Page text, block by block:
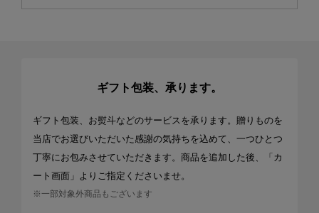
ギフト包装、承ります。
ギフト包装、お熨斗などのサービスを承ります。贈りものを
当店でお選びいただいた感謝の気持ちを込めて、一つひとつ
丁寧にお包みさせていただきます。商品を追加した後、「カ
ート画面」よりご指定くださいませ。
※一部対象外商品もございます